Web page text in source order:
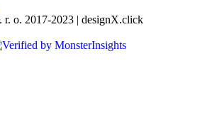
o. 2017-2023 | designX.click